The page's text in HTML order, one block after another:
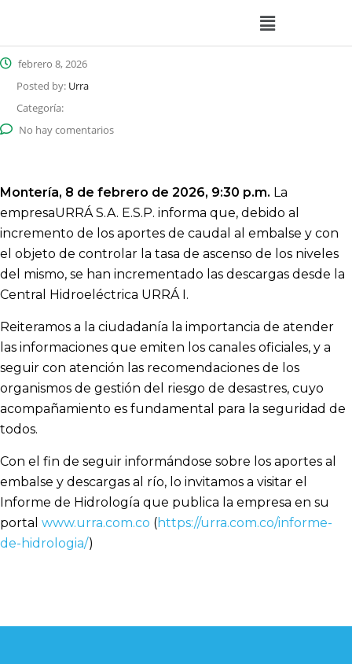
febrero 8, 2026
Posted by: Urra
Categoría:
No hay comentarios
Montería, 8 de febrero de 2026, 9:30 p.m. La
empresaURRÁ S.A. E.S.P. informa que, debido al
incremento de los aportes de caudal al embalse y con
el objeto de controlar la tasa de ascenso de los niveles
del mismo, se han incrementado las descargas desde la
Central Hidroeléctrica URRÁ I.
Reiteramos a la ciudadanía la importancia de atender
las informaciones que emiten los canales oficiales, y a
seguir con atención las recomendaciones de los
organismos de gestión del riesgo de desastres, cuyo
acompañamiento es fundamental para la seguridad de
todos.
Con el fin de seguir informándose sobre los aportes al
embalse y descargas al río, lo invitamos a visitar el
Informe de Hidrología que publica la empresa en su
portal www.urra.com.co (https://urra.com.co/informe-
de-hidrologia/)